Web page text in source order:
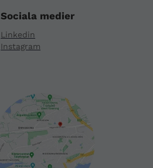
Sociala medier
Linkedin
Instagram